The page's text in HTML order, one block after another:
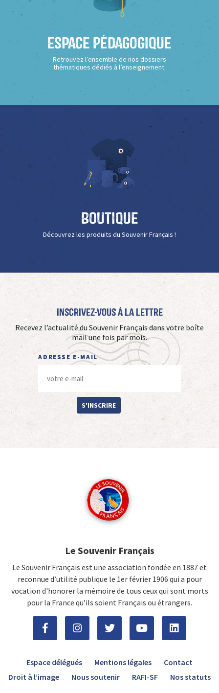
Espace Pédagogique
Retrouvez l’ensemble de nos dossiers
thématiques dédiés à l’enseignement.
Boutique
Découvrez les produits du Souvenir Français !
Inscrivez-vous à La Lettre
Recevez l’actualité du Souvenir Français dans votre boîte
mail une fois par mois.
ADRESSE E-MAIL
S'INSCRIRE
Le Souvenir Français
Le Souvenir Français est une association fondée en 1887 et
reconnue d’utilité publique le 1er février 1906 qui a pour
vocation d'honorer la mémoire de tous ceux qui sont morts
pour la France qu’ils soient Français ou étrangers.
Espace délégués Mentions légales
Contact
Droit à l’image
Nous soutenir RAFI-SF Nos statuts